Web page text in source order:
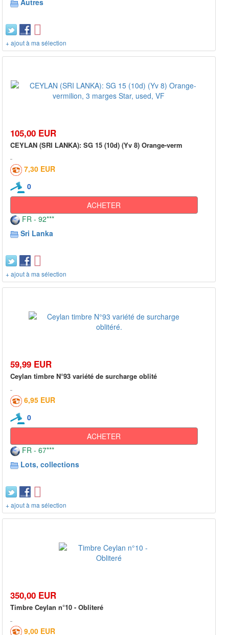
Autres
+ ajout à ma sélection
105,00 EUR
CEYLAN (SRI LANKA): SG 15 (10d) (Yv 8) Orange-verm
7,30 EUR
0
ACHETER
FR - 92***
Sri Lanka
+ ajout à ma sélection
59,99 EUR
Ceylan timbre N°93 variété de surcharge oblité
6,95 EUR
0
ACHETER
FR - 67***
Lots, collections
+ ajout à ma sélection
350,00 EUR
Timbre Ceylan n°10 - Obliteré
9,00 EUR